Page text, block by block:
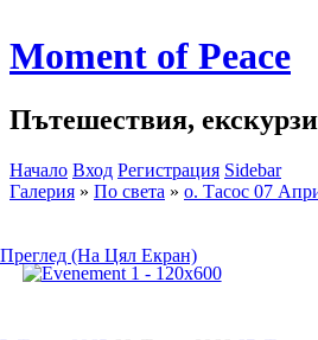
Moment of Peace
Пътешествия,
Начало Вход Регистрация Sidebar
Галерия » По света » о. Тасос 07
Преглед (На Цял Екран)